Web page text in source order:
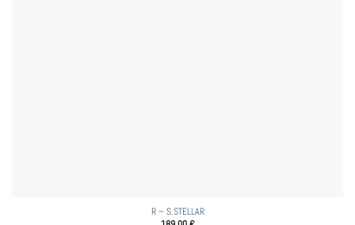
R – S.STELLAR